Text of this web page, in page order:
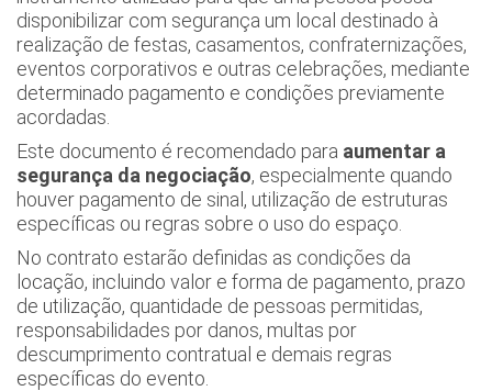
disponibilizar com segurança um local destinado à
realização de festas, casamentos, confraternizações,
eventos corporativos e outras celebrações, mediante
determinado pagamento e condições previamente
acordadas.
Este documento é recomendado para aumentar a
segurança da negociação, especialmente quando
houver pagamento de sinal, utilização de estruturas
específicas ou regras sobre o uso do espaço.
No contrato estarão definidas as condições da
locação, incluindo valor e forma de pagamento, prazo
de utilização, quantidade de pessoas permitidas,
responsabilidades por danos, multas por
descumprimento contratual e demais regras
específicas do evento.